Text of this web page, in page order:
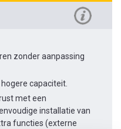
zonder aanpassing
capaciteit.
met een
installatie van
functies (externe